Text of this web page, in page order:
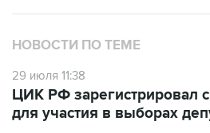
НОВОСТИ ПО ТЕМЕ
29 июля 11:38
ЦИК РФ зарегистрировал
для участия в выборах